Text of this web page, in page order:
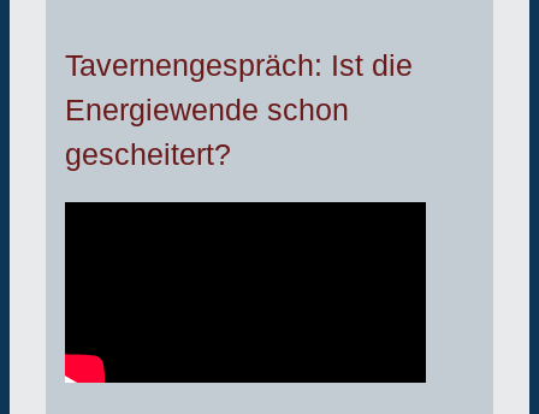
Tavernengespräch: Ist die
Energiewende schon
gescheitert?